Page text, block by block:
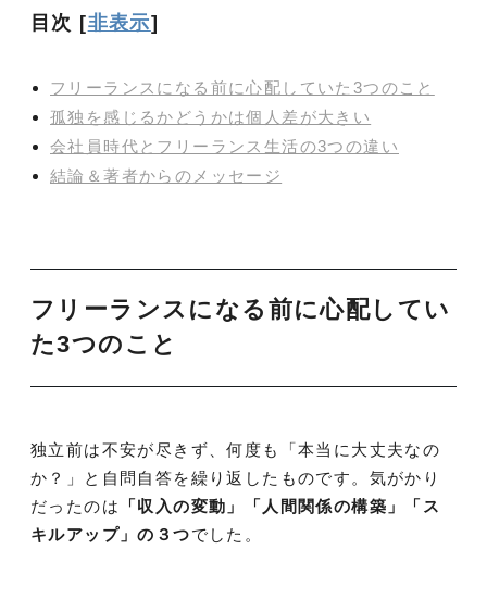
目次 [非表示]
フリーランスになる前に心配していた3つのこと
孤独を感じるかどうかは個人差が大きい
会社員時代とフリーランス生活の3つの違い
結論＆著者からのメッセージ
フリーランスになる前に心配してい
た3つのこと
独立前は不安が尽きず、何度も「本当に大丈夫なの
か？」と自問自答を繰り返したものです。気がかり
だったのは
「収入の変動」「人間関係の構築」「ス
キルアップ」の３つでした。